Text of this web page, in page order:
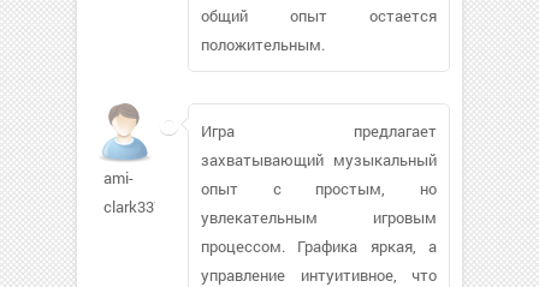
общий опыт остается
положительным.
ami-
clark337
Игра предлагает
захватывающий музыкальный
опыт с простым, но
увлекательным игровым
процессом. Графика яркая, а
управление интуитивное, что